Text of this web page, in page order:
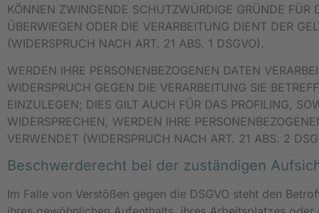
KÖNNEN ZWINGENDE SCHUTZWÜRDIGE GRÜNDE FÜR
ÜBERWIEGEN ODER DIE VERARBEITUNG DIENT DER
(WIDERSPRUCH NACH ART. 21 ABS. 1 DSGVO).
WERDEN IHRE PERSONENBEZOGENEN DATEN
WIDERSPRUCH GEGEN DIE VERARBEITUNG SIE
EINZULEGEN; DIES GILT AUCH FÜR DAS PROFILING,
WIDERSPRECHEN, WERDEN IHRE
VERWENDET (WIDERSPRUCH NACH ART. 21 ABS. 2
Beschwerde­recht bei der zuständigen
Im Falle von Verstößen gegen die DSGVO steht den